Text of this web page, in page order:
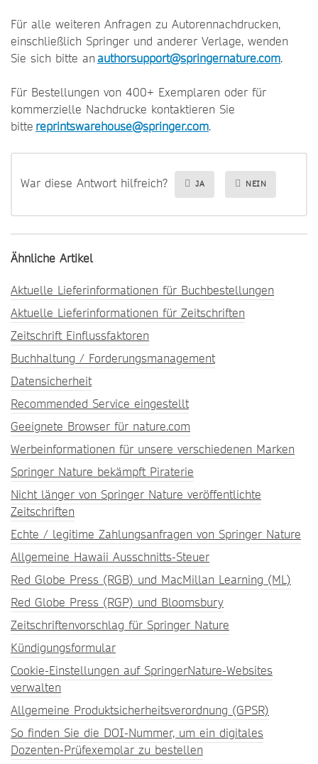
Für alle weiteren Anfragen zu Autorennachdrucken,
einschließlich Springer und anderer Verlage, wenden
Sie sich bitte an authorsupport@springernature.com.
Für Bestellungen von 400+ Exemplaren oder für
kommerzielle Nachdrucke kontaktieren Sie
bitte reprintswarehouse@springer.com.
War diese Antwort hilfreich? JA NEIN
Ähnliche Artikel
Aktuelle Lieferinformationen für Buchbestellungen
Aktuelle Lieferinformationen für Zeitschriften
Zeitschrift Einflussfaktoren
Buchhaltung / Forderungsmanagement
Datensicherheit
Recommended Service eingestellt
Geeignete Browser für nature.com
Werbeinformationen für unsere verschiedenen Marken
Springer Nature bekämpft Piraterie
Nicht länger von Springer Nature veröffentlichte
Zeitschriften
Echte / legitime Zahlungsanfragen von Springer Nature
Allgemeine Hawaii Ausschnitts-Steuer
Red Globe Press (RGB) und MacMillan Learning (ML)
Red Globe Press (RGP) und Bloomsbury
Zeitschriftenvorschlag für Springer Nature
Kündigungsformular
Cookie-Einstellungen auf SpringerNature-Websites
verwalten
Allgemeine Produktsicherheitsverordnung (GPSR)
So finden Sie die DOI-Nummer, um ein digitales
Dozenten-Prüfexemplar zu bestellen